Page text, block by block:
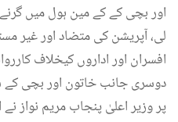
اور بچی کے کے مین ہول میں
لی، آپریشن کی متضاد اور غیر
افسران اور اداروں کیخلاف
دوسری جانب خاتون اور بچی کے
پر وزیر اعلیٰ پنجاب مریم نواز